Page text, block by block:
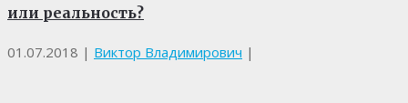
или реальность?
01.07.2018 | Виктор Владимирович |